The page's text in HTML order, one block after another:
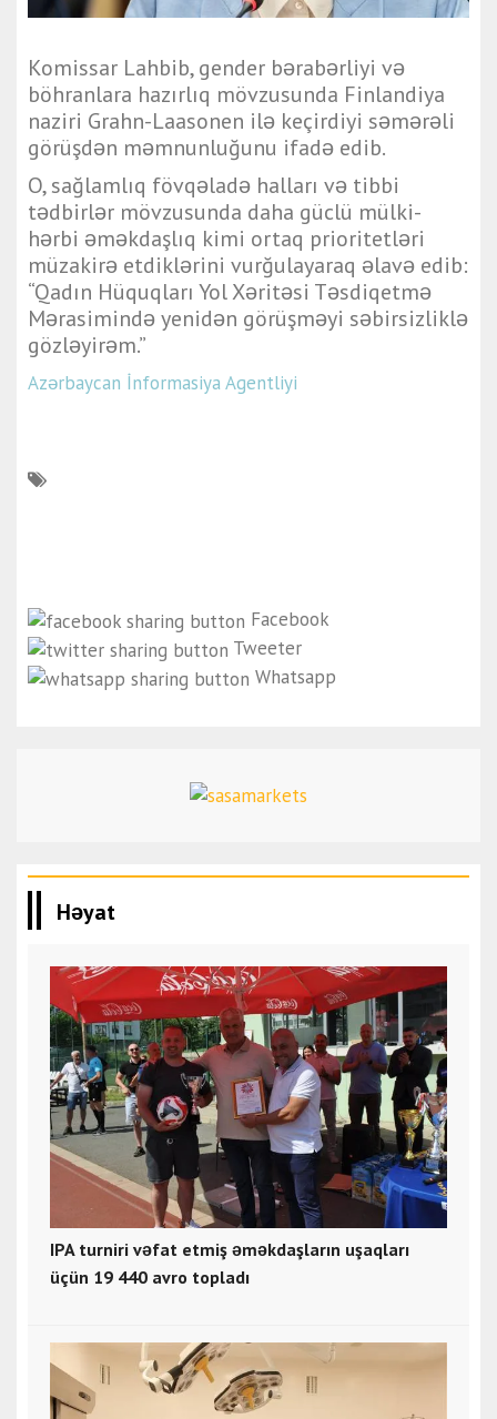
Komissar Lahbib, gender bərabərliyi və
böhranlara hazırlıq mövzusunda Finlandiya
naziri Grahn-Laasonen ilə keçirdiyi səmərəli
görüşdən məmnunluğunu ifadə edib.
O, sağlamlıq fövqəladə halları və tibbi
tədbirlər mövzusunda daha güclü mülki-
hərbi əməkdaşlıq kimi ortaq prioritetləri
müzakirə etdiklərini vurğulayaraq əlavə edib:
“Qadın Hüquqları Yol Xəritəsi Təsdiqetmə
Mərasimində yenidən görüşməyi səbirsizliklə
gözləyirəm.”
Azərbaycan İnformasiya Agentliyi
Facebook
Tweeter
Whatsapp
Həyat
IPA turniri vəfat etmiş əməkdaşların uşaqları
üçün 19 440 avro topladı